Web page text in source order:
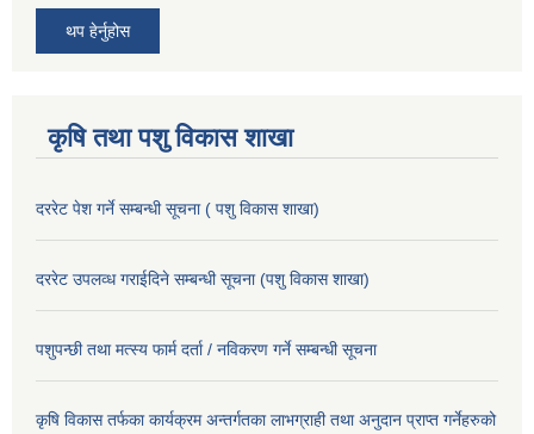
थप हेर्नुहोस
कृषि तथा पशु विकास शाखा
दररेट पेश गर्ने सम्बन्धी सूचना ( पशु विकास शाखा)
दररेट उपलव्ध गराईदिने सम्बन्धी सूचना (पशु विकास शाखा)
पशुपन्छी तथा मत्स्य फार्म दर्ता / नविकरण गर्ने सम्बन्धी सूचना
कृषि विकास तर्फका कार्यक्रम अन्तर्गतका लाभग्राही तथा अनुदान प्राप्त गर्नेहरुको